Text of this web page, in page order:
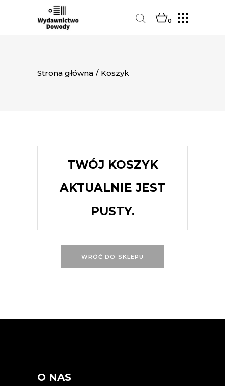
0
Strona główna / Koszyk
TWÓJ KOSZYK
AKTUALNIE JEST
PUSTY.
WRÓĆ DO SKLEPU
O NAS